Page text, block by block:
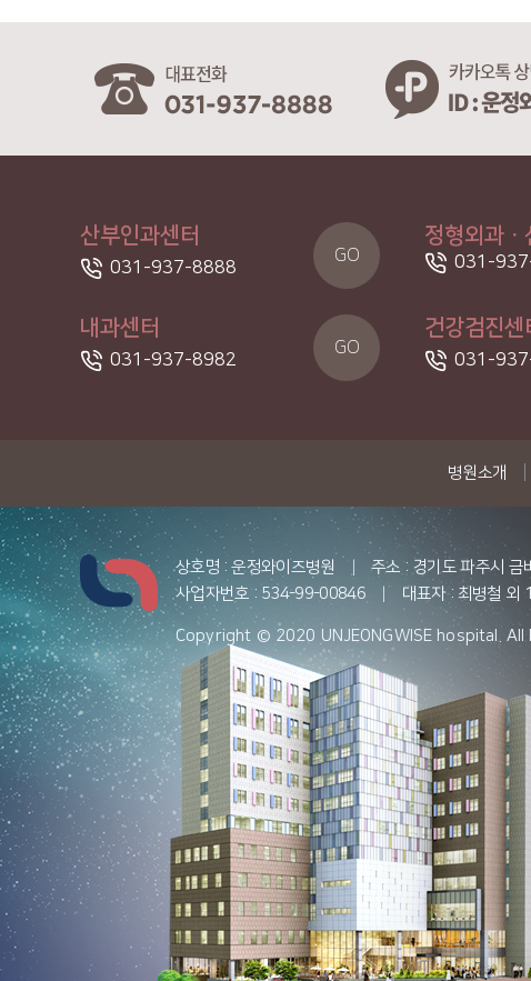
산부인과센터
031-937-8888
GO
정형외과ㆍ
031-
내과센터
031-937-8982
GO
건강검진센
031-
병원소개
상호명 : 운정와이즈병원 주소 : 경기도 파주시 금
사업자번호 : 534-99-00846
대표자 : 최병철 외
Copyright © 2020 UNJEONGWISE hospital. All